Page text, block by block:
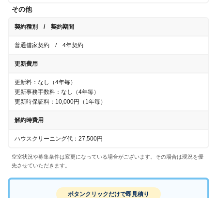
その他
契約種別 / 契約期間
普通借家契約 / 4年契約
更新費用
更新料：なし （4年毎）
更新事務手数料：なし
（4年毎）
更新時保証料：10,000円（1年毎）
解約時費用
ハウスクリーニング代：27,500円
空室状況や募集条件は変更になっている場合がございます。その場合は現況を優
先させていただきます。
ボタンクリックだけで即見積り